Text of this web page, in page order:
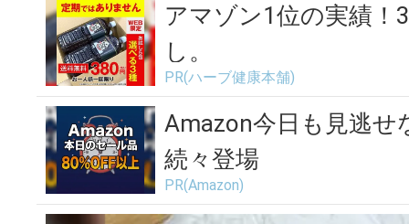
ste」
アマゾン1位の実績！
し。
PR(ハーブ健康本舗)
Amazon今日も見逃せ
続々登場
PR(Amazon)